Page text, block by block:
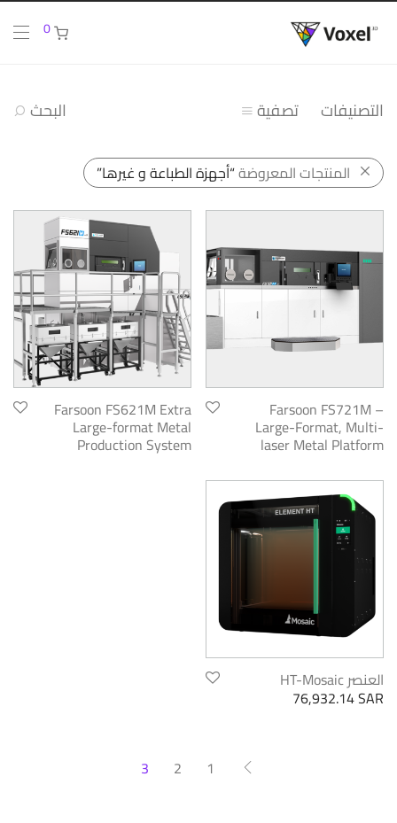
0
التصنيفات تصفية البحث
المنتجات المعروضة“أجهزة الطباعة و غيرها”
Farsoon FS721M –
Large-Format, Multi-
laser Metal Platform
Farsoon FS621M Extra
Large-format Metal
Production System
العنصر HT-Mosaic
76,932.14SAR
1
2
3